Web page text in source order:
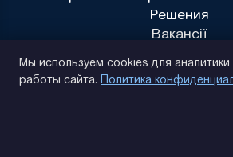
Решения
Вакансії
Мы используем cookies для аналитики
работы сайта. Политика